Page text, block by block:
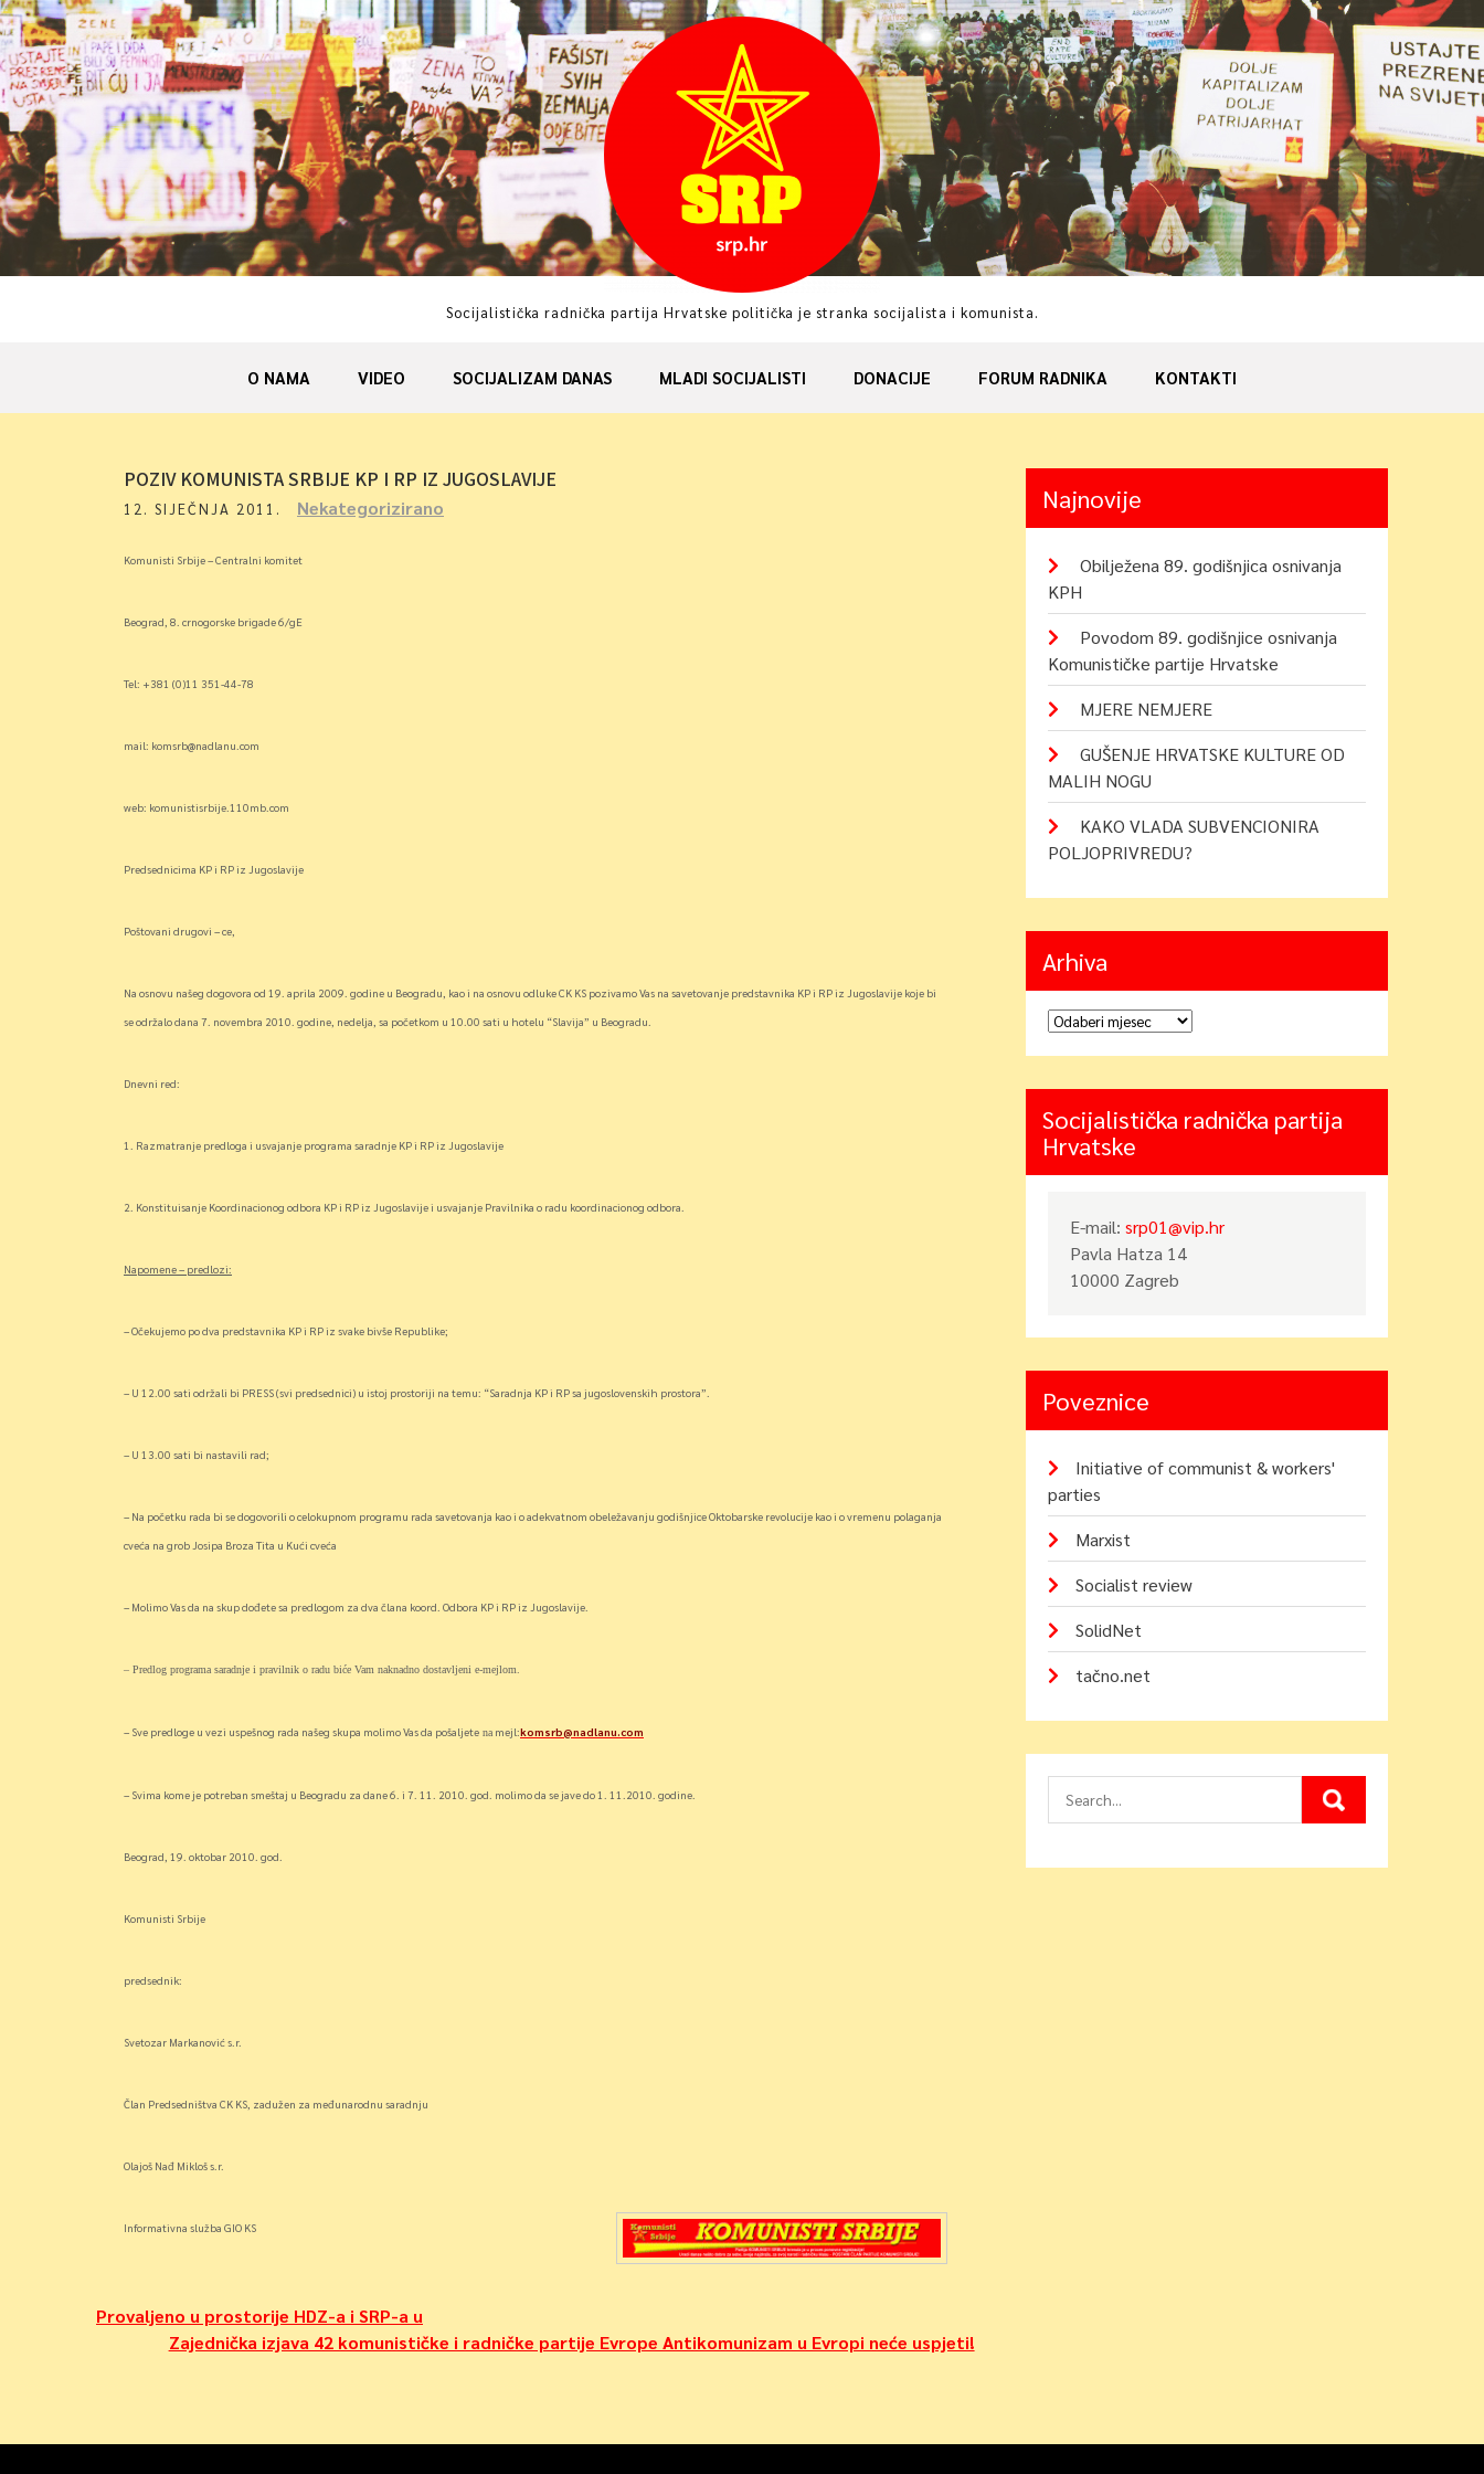
Skip
to
content
Socijalistička radnička partija Hrvatske politička je stranka socijalista i komunista.
O NAMA VIDEO SOCIJALIZAM DANAS MLADI SOCIJALISTI DONACIJE FORUM RADNIKA KONTAKTI
POZIV KOMUNISTA SRBIJE KP I RP IZ JUGOSLAVIJE
12. SIJEČNJA 2011. Nekategorizirano
Komunisti Srbije – Centralni komitet
Beograd, 8. crnogorske brigade 6/gE
Tel: +381 (0)11 351-44-78
mail: komsrb@nadlanu.com
web: komunistisrbije.110mb.com
Predsednicima KP i RP iz Jugoslavije
Poštovani drugovi – ce,
Na osnovu našeg dogovora od 19. aprila 2009. godine u Beogradu, kao i na osnovu odluke CK KS pozivamo Vas na savetovanje predstavnika KP i RP iz Jugoslavije koje bi
se održalo dana 7. novembra 2010. godine, nedelja, sa početkom u 10.00 sati u hotelu “Slavija” u Beogradu.
Dnevni red:
1. Razmatranje predloga i usvajanje programa saradnje KP i RP iz Jugoslavije
2. Konstituisanje Koordinacionog odbora KP i RP iz Jugoslavije i usvajanje Pravilnika o radu koordinacionog odbora.
Napomene – predlozi:
– Očekujemo po dva predstavnika KP i RP iz svake bivše Republike;
– U 12.00 sati održali bi PRESS (svi predsednici) u istoj prostoriji na temu: “Saradnja KP i RP sa jugoslovenskih prostora”.
– U 13.00 sati bi nastavili rad;
– Na početku rada bi se dogovorili o celokupnom programu rada savetovanja kao i o adekvatnom obeležavanju godišnjice Oktobarske revolucije kao i o vremenu polaganja
cveća na grob Josipa Broza Tita u Kući cveća
– Molimo Vas da na skup dođete sa predlogom za dva člana koord. Odbora KP i RP iz Jugoslavije.
– Predlog programa saradnje i pravilnik o radu biće Vam naknadno dostavljeni e-mejlom.
– Sve predloge u vezi uspešnog rada našeg skupa molimo Vas da pošaljete na mejl:komsrb@nadlanu.com
– Svima kome je potreban smeštaj u Beogradu za dane 6. i 7. 11. 2010. god. molimo da se jave do 1. 11.2010. godine.
Beograd, 19. oktobar 2010. god.
Komunisti Srbije
predsednik:
Svetozar Markanović s.r.
Član Predsedništva CK KS, zadužen za međunarodnu saradnju
Olajoš Nađ Mikloš s.r.
Informativna služba GIO KS
Navigacija
objava
Provaljeno u prostorije HDZ-a i SRP-a u
Zajednička izjava 42 komunističke i radničke partije Evrope Antikomunizam u Evropi neće uspjeti!
Najnovije
Obilježena 89. godišnjica osnivanja
KPH
Povodom 89. godišnjice osnivanja
Komunističke partije Hrvatske
MJERE NEMJERE
GUŠENJE HRVATSKE KULTURE OD
MALIH NOGU
KAKO VLADA SUBVENCIONIRA
POLJOPRIVREDU?
Arhiva
Arhiva
Socijalistička radnička partija
Hrvatske
E-mail:srp01@vip.hr
Pavla Hatza 14
10000 Zagreb
Poveznice
Initiative of communist & workers'
parties
Marxist
Socialist review
SolidNet
tačno.net